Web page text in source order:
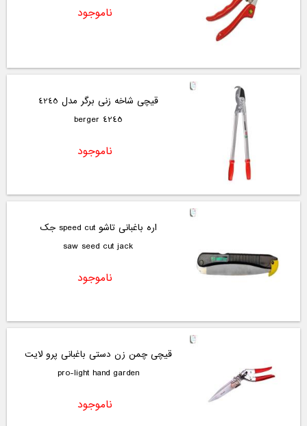
ناموجود
قیچی شاخه زنی برگر مدل 4245
4245 berger
ناموجود
اره باغبانی تاشو speed cut جک
saw seed cut jack
ناموجود
قیچی چمن زن دستی باغبانی پرو لایت
pro-light hand garden
ناموجود